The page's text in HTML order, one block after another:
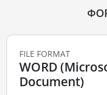
FILE FORMAT
WORD
Document)